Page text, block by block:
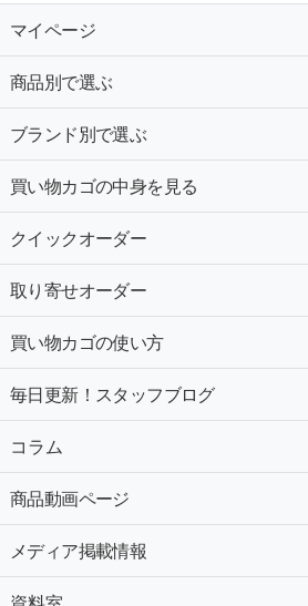
マイページ
商品別で選ぶ
ブランド別で選ぶ
買い物カゴの中身を見る
クイックオーダー
取り寄せオーダー
買い物カゴの使い方
毎日更新！スタッフブログ
コラム
商品動画ページ
メディア掲載情報